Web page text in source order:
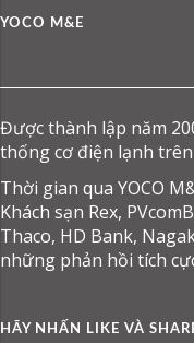
YOCO M&E
Được thành lập năm
thống cơ điện lạnh
Thời gian qua YOCO
Khách sạn Rex,
Thaco, HD Bank,
những phản hồi tích
HÃY NHẤN LIKE VÀ